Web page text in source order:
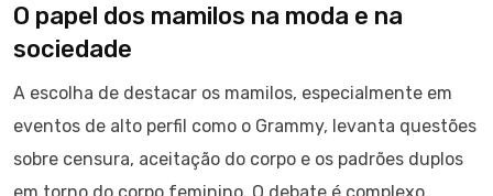
O papel dos mamilos na moda e na
sociedade
A escolha de destacar os mamilos, especialmente em
eventos de alto perfil como o Grammy, levanta questões
sobre censura, aceitação do corpo e os padrões duplos